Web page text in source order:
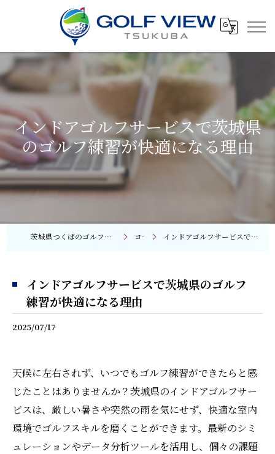
インドアゴルフサービスで茨城県
のゴルフ練習が快適になる理由
茨城県つくばのゴルフレッスンならGOLF VIEW つくば コラム インドアゴルフサービスで茨城県のゴルフ練習が快適になる理由
インドアゴルフサービスで茨城県のゴルフ
練習が快適になる理由
2025/07/17
天候に左右されず、いつでもゴルフ練習ができたらと感
じたことはありませんか？茨城県のインドアゴルフサー
ビスは、厳しい暑さや突然の雨を気にせず、快適な室内
環境でゴルフスキルを磨くことができます。最新のシミ
ュレーションやデータ分析ツールを活用し、個々の課題